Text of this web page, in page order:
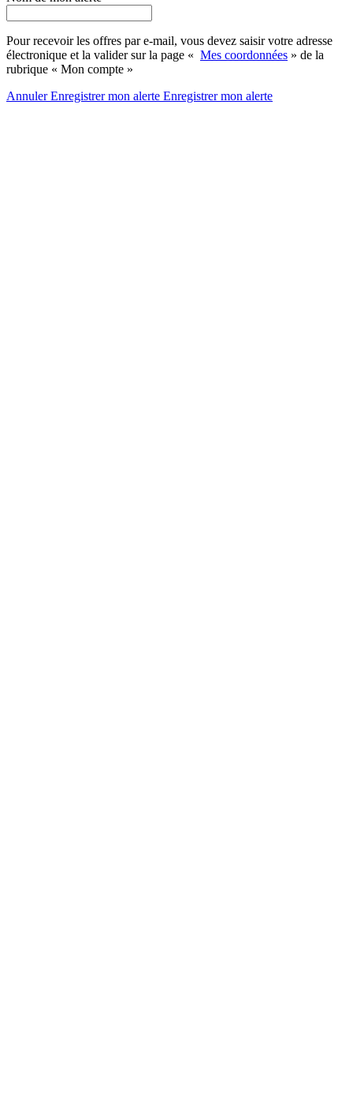
Pour recevoir les offres par e-mail, vous devez saisir votre adresse
électronique et la valider sur la page « Mes coordonnées » de la
rubrique « Mon compte »
AnnulerEnregistrer mon alerte Enregistrermon alerte